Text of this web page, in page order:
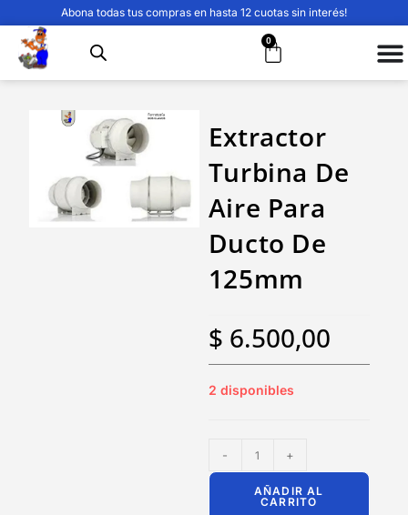
Abona todas tus compras en hasta 12 cuotas sin interés!
0
Extractor
Turbina De
Aire Para
Ducto De
125mm
$ 6.500,00
2 disponibles
- +
AÑADIR AL
CARRITO